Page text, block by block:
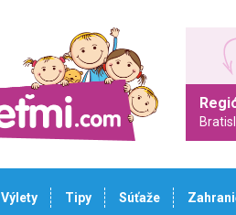
Výlety Tipy Súťaže